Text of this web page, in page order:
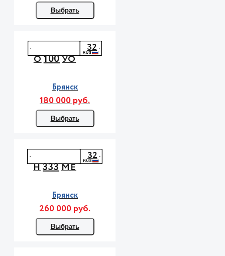
Выбрать
О100УО
32
Брянск
180 000 руб.
Выбрать
Н333МЕ
32
Брянск
260 000 руб.
Выбрать